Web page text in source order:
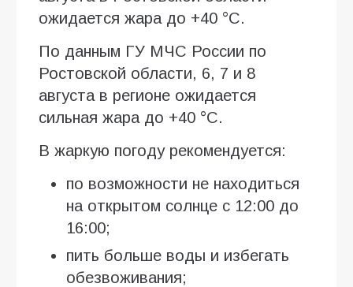
ожидается жара до +40 °C.
По данным ГУ МЧС России по
Ростовской области, 6, 7 и 8
августа в регионе ожидается
сильная жара до +40 °C.
В жаркую погоду рекомендуется:
по возможности не находиться
на открытом солнце с 12:00 до
16:00;
пить больше воды и избегать
обезвоживания;